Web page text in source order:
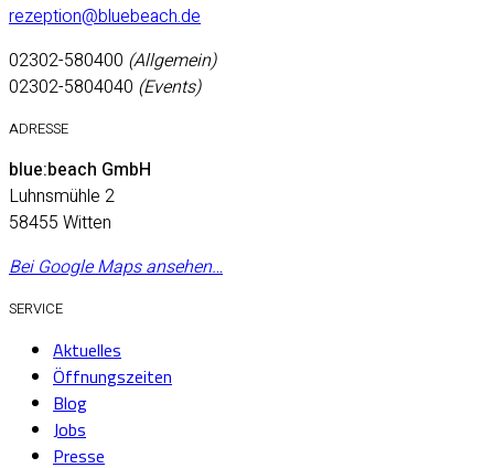
rezeption@bluebeach.de
02302-580400 (Allgemein)
02302-5804040 (Events)
ADRESSE
blue:beach GmbH
Luhnsmühle 2
58455 Witten
Bei Google Maps ansehen…
SERVICE
Aktuelles
Öffnungszeiten
Blog
Jobs
Presse